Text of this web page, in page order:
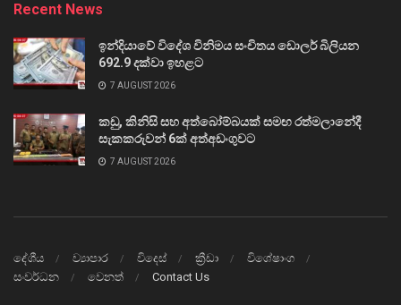
Recent News
ඉන්දියාවේ විදේශ විනිමය සංචිතය ඩොලර් බිලියන
692.9 දක්වා ඉහළට
7 AUGUST 2026
කඩු, කිනිසි සහ අත්බෝම්බයක් සමඟ රත්මලානේදී
සැකකරුවන් 6ක් අත්අඩංගුවට
7 AUGUST 2026
දේශීය ව්‍යාපාර විදෙස් ක්‍රීඩා
විශේෂාංග
සංවර්ධන
වෙනත් Contact Us